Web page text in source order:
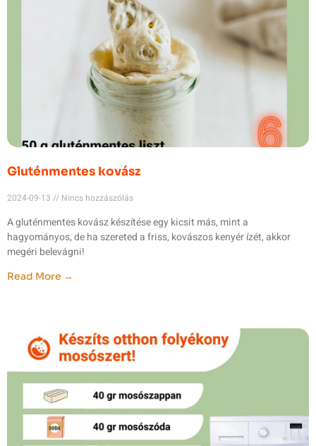
Gluténmentes kovász
2024-09-13 Nincs hozzászólás
A gluténmentes kovász készítése egy kicsit más, mint a
hagyományos, de ha szereted a friss, kovászos kenyér ízét, akkor
megéri belevágni!
Read More →